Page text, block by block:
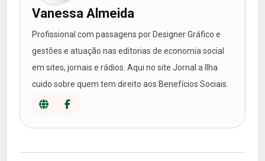
Vanessa Almeida
Profissional com passagens por Designer Gráfico e
gestões e atuação nas editorias de economia social
em sites, jornais e rádios. Aqui no site Jornal a Ilha
cuido sobre quem tem direito aos Benefícios Sociais.